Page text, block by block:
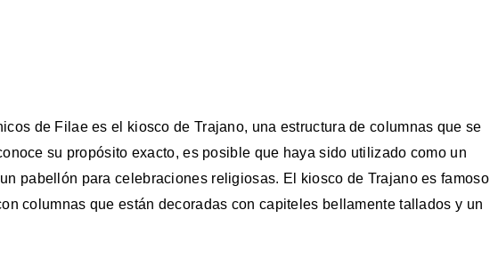
de Filae es el kiosco de Trajano, una estructura de columnas que se
su propósito exacto, es posible que haya sido utilizado como un
pabellón para celebraciones religiosas. El kiosco de Trajano es famoso
columnas que están decoradas con capiteles bellamente tallados y un